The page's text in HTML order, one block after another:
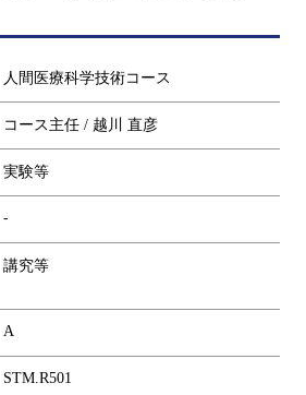
人間医療科学技術コース
コース主任 / 越川 直彦
実験等
-
講究等
A
STM.R501